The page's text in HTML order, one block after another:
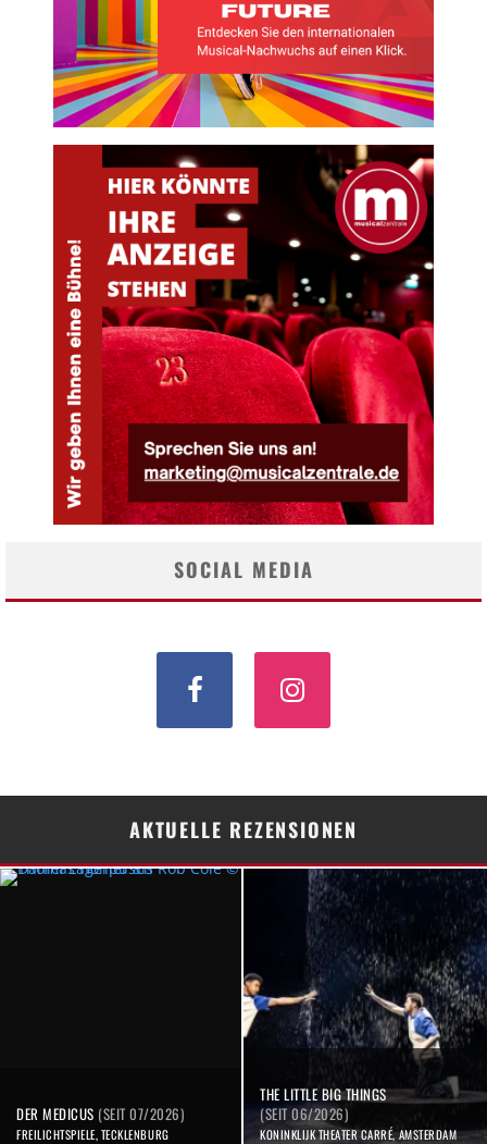
SOCIAL MEDIA
AKTUELLE REZENSIONEN
DER MEDICUS (SEIT 07/2026)
FREILICHTSPIELE, TECKLENBURG
THE LITTLE BIG THINGS
(SEIT 06/2026)
KONINKLIJK THEATER CARRÉ, AMSTERDAM